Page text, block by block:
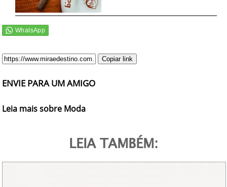
Copiar link
ENVIE PARA UM AMIGO
Leia mais sobre Moda
LEIA TAMBÉM: